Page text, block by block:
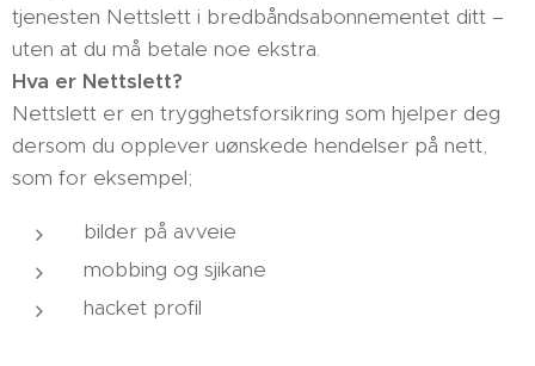
tjenesten Nettslett i bredbåndsabonnementet ditt –
uten at du må betale noe ekstra.
Hva er Nettslett?
Nettslett er en trygghetsforsikring som hjelper deg
dersom du opplever uønskede hendelser på nett,
som for eksempel;
bilder på avveie 📷
mobbing og sjikane ☹️
hacket profil 👻